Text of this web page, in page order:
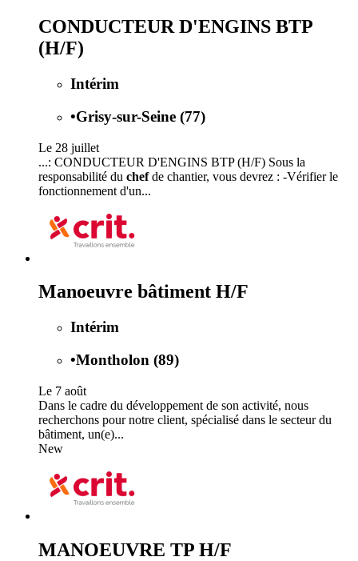
CONDUCTEUR D'ENGINS BTP
(H/F)
Intérim
•Grisy-sur-Seine (77)
Le 28 juillet
...: CONDUCTEUR D'ENGINS BTP (H/F) Sous la
responsabilité du chefde chantier, vous devrez : -Vérifier le
fonctionnement d'un...
Manoeuvre bâtiment H/F
Intérim
•Montholon (89)
Le 7 août
Dans le cadre du développement de son activité, nous
recherchons pour notre client, spécialisé dans le secteur du
bâtiment, un(e)...
New
MANOEUVRE TP H/F